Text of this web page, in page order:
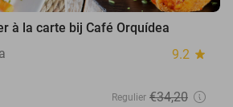
à la carte bij Café Orquídea
9.2 star
Regulier €34,20